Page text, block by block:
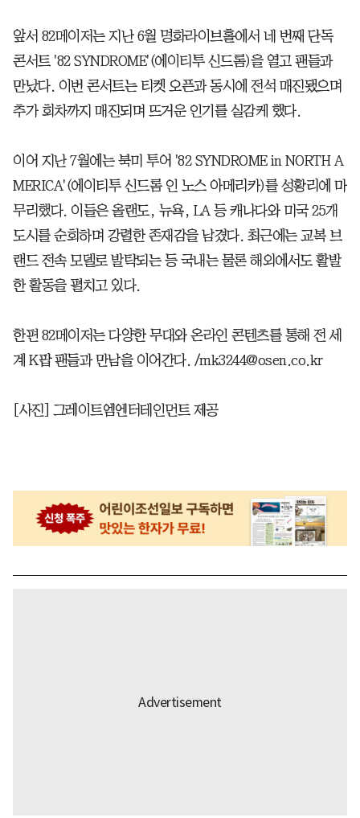
앞서 82메이저는 지난 6월 명화라이브홀에서 네 번째 단독
콘서트 '82 SYNDROME'(에이티투 신드롬)을 열고 팬들과
만났다. 이번 콘서트는 티켓 오픈과 동시에 전석 매진됐으며
추가 회차까지 매진되며 뜨거운 인기를 실감케 했다.
이어 지난 7월에는 북미 투어 '82 SYNDROME in NORTH A
MERICA'(에이티투 신드롬 인 노스 아메리카)를 성황리에 마
무리했다. 이들은 올랜도, 뉴욕, LA 등 캐나다와 미국 25개
도시를 순회하며 강렬한 존재감을 남겼다. 최근에는 교복 브
랜드 전속 모델로 발탁되는 등 국내는 물론 해외에서도 활발
한 활동을 펼치고 있다.
한편 82메이저는 다양한 무대와 온라인 콘텐츠를 통해 전 세
계 K팝 팬들과 만남을 이어간다. /mk3244@osen.co.kr
[사진] 그레이트엠엔터테인먼트 제공